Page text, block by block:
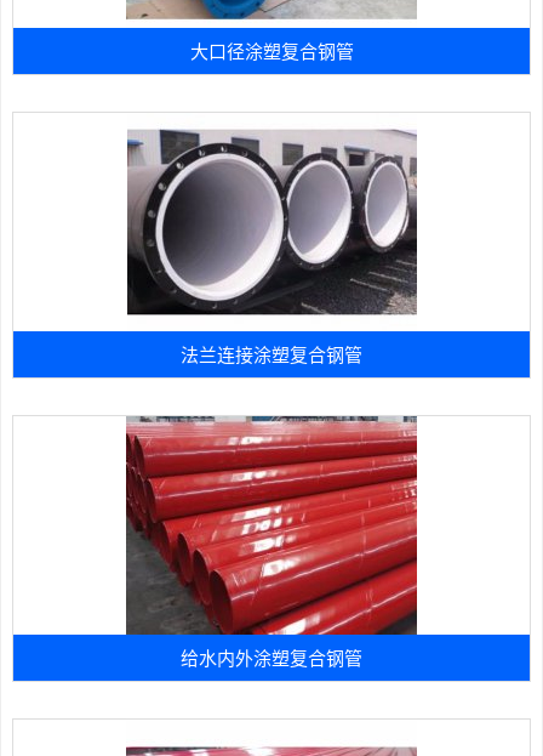
大口径涂塑复合钢管
法兰连接涂塑复合钢管
给水内外涂塑复合钢管